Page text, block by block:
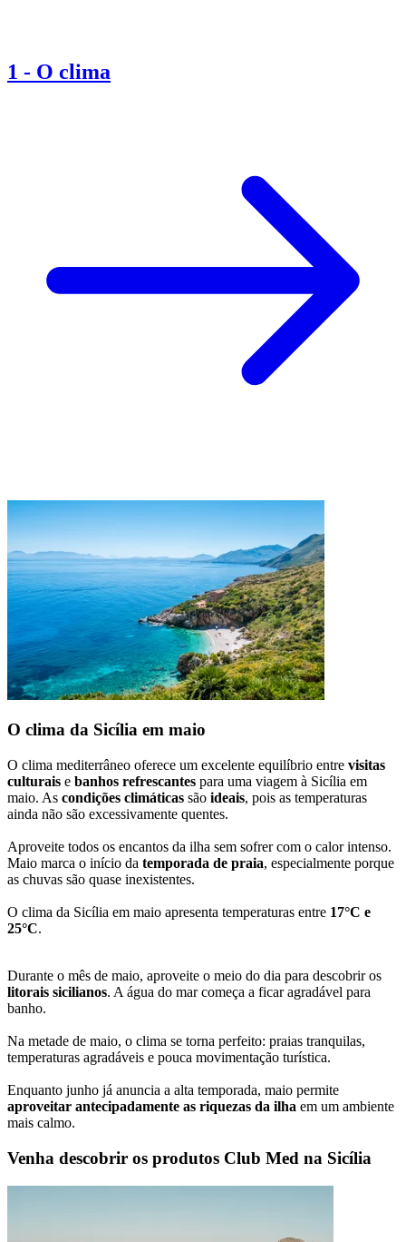
1 - O clima
O clima da Sicília em maio
O clima mediterrâneo oferece um excelente equilíbrio entre visitas
culturais e banhos refrescantes para uma viagem à Sicília em
maio. As condições climáticas são ideais, pois as temperaturas
ainda não são excessivamente quentes.
Aproveite todos os encantos da ilha sem sofrer com o calor intenso.
Maio marca o início da temporada de praia, especialmente porque
as chuvas são quase inexistentes.
O clima da Sicília em maio apresenta temperaturas entre 17°C e
25°C.
Durante o mês de maio, aproveite o meio do dia para descobrir os
litorais sicilianos. A água do mar começa a ficar agradável para
banho.
Na metade de maio, o clima se torna perfeito: praias tranquilas,
temperaturas agradáveis e pouca movimentação turística.
Enquanto junho já anuncia a alta temporada, maio permite
aproveitar antecipadamente as riquezas da ilha em um ambiente
mais calmo.
Venha descobrir os produtos Club Med na Sicília